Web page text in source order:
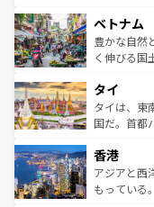
参照してほ
容にもいい
照してほし
き、地方に
できる。そ
まで、さま
リティに包
覧を参照し
ベトナム
豊かな自然
く伸びる国
急速な発展
ーチミン市
醸し出して
とつ。フォ
ひ現地で味
が旅行者を
タイ
タイは、東
国だ。首都
の活気が交
帯で自然と
いビーチで
香港
アジアと西
もっている